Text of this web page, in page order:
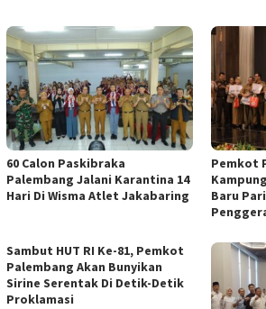
60 Calon Paskibraka
Palembang Jalani Karantina 14
Hari Di Wisma Atlet Jakabaring
Pemkot
Baru
Sambut HUT RI Ke-81, Pemkot
Palembang Akan Bunyikan
Sirine Serentak Di Detik-Detik
Proklamasi